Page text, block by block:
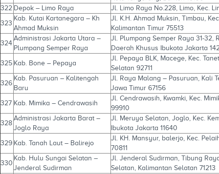
322 Depok – Limo Raya Jl. Limo Raya No.228, Limo, Kec.
323
Kab. Kutai Kartanegara – Kh
Ahmad Muksin
Jl. K.H. Ahmad Muksin, Timbau,
Kalimantan Timur 75513
324
Administrasi Jakarta Utara –
Plumpang Semper Raya
Jl. Plumpang Semper Raya 31-32,
Daerah Khusus Ibukota Jakarta
325 Kab. Bone – Pepaya
Jl. Pepaya BLK, Macege, Kec.
Selatan 92711
326
Kab. Pasuruan – Kalitengah
Baru
Jl. Raya Malang – Pasuruan, Kali
Jawa Timur 67156
327 Kab. Mimika – Cendrawasih
Jl. Cendrawasih, Kwamki, Kec.
99910
328
Administrasi Jakarta Barat –
Joglo Raya
Jl. Meruya Selatan, Joglo, Kec.
Ibukota Jakarta 11640
329 Kab. Tanah Laut – Balirejo
Jl. KH. Mansyur, balerjo, Kec.
70811
330
Kab. Hulu Sungai Selatan –
Jenderal Sudirman
Jl. Jenderal Sudirman, Tibung
Selatan, Kalimantan Selatan 71213